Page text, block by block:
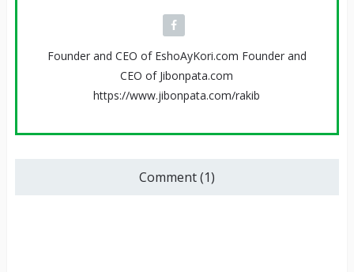
Founder and CEO of EshoAyKori.com Founder and
CEO of Jibonpata.com
https://www.jibonpata.com/rakib
Comment (1)